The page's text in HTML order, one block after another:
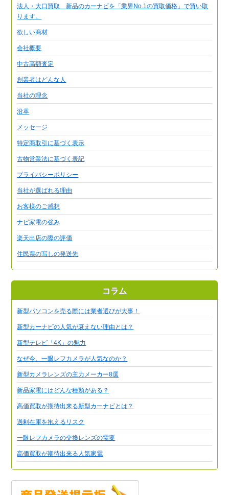
法人・大口買取 新品のカーナビを「業界No.1の買取価格」で買い取
ります。
欲しい商材
会社概要
中古高額査定
創業者はどんな人
当社の理念
沿革
メッセージ
特定商取引に基づく表示
古物営業法に基づく表記
プライバシーポリシー
当社が選ばれる理由
お客様のご感想
ナビ家電の強み
楽天出店の際の評価
住民票の写しの発送先
コラム
新型パソコンを売る際には業者選びが大事！
新型カーナビの人気が衰えない理由とは？
新型テレビ「4K」の魅力
なぜ今、一眼レフカメラが人気なのか？
新型カメラレンズの主力メーカー8選
新品家電にはどんな種類がある？
高価買取が期待出来る新型カーナビとは？
過剰在庫を抱えるリスク
一眼レフカメラの交換レンズの需要
高価買取が期待出来る人気家電